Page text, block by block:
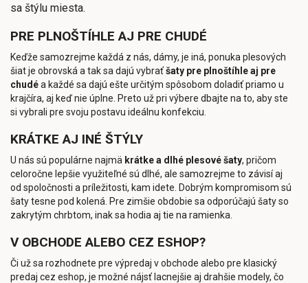
sa štýlu miesta.
PRE PLNOŠTÍHLE AJ PRE CHUDÉ
Keďže samozrejme každá z nás, dámy, je iná, ponuka plesových
šiat je obrovská a tak sa dajú vybraťšaty pre plnoštíhle aj pre
chudéa každé sa dajú ešte určitým spôsobom doladiť priamo u
krajčíra, aj keď nie úplne. Preto už pri výbere dbajte na to, aby ste
si vybrali pre svoju postavu ideálnu konfekciu.
KRÁTKE AJ INÉ ŠTÝLY
U nás sú populárne najmä krátke a dlhé plesové šaty, pričom
celoročne lepšie využiteľné sú dlhé, ale samozrejme to závisí aj
od spoločnosti a príležitosti, kam idete. Dobrým kompromisom sú
šaty tesne pod kolená. Pre zimšie obdobie sa odporúčajú šaty so
zakrytým chrbtom, inak sa hodia aj tie na ramienka.
V OBCHODE ALEBO CEZ ESHOP?
Či už sa rozhodnete pre výpredaj v obchode alebo pre klasický
predaj cez eshop, je možné nájsť lacnejšie aj drahšie modely, čo